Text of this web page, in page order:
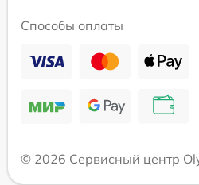
Способы оплаты
© 2026 Сервисный центр